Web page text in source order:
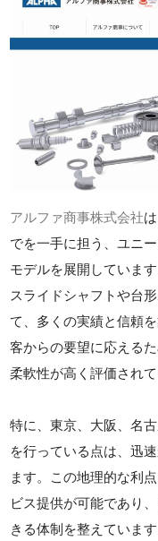
アルファ商事株式会社
でを一手に担う、ユニ
モデルを展開していま
スライドシャフトや台
て、多くの実績と信頼
客からの要望に応える
柔軟性が高く評価されて
特に、東京、大阪、名
を行っている点は、迅
ます。この地理的な利
ビス提供が可能であり
きる体制を整えています